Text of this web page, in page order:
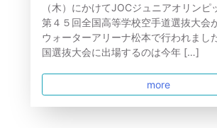
（木）にかけてJOCジュニアオリン
第４５回全国高等学校空手道選抜大会
ウォーターアリーナ松本で行われまし
国選抜大会に出場するのは今年 […]
more